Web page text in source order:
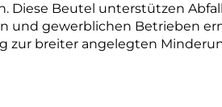
Diese Beutel unterstützen
und gewerblichen Betrieben
breiter angelegten